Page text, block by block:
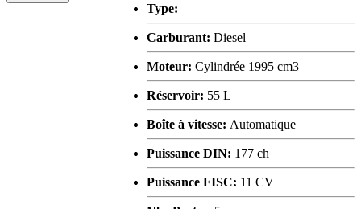
Type:
Carburant: Diesel
Moteur: Cylindrée 1995 cm3
Réservoir: 55 L
Boîte à vitesse: Automatique
Puissance DIN: 177 ch
Puissance FISC: 11 CV